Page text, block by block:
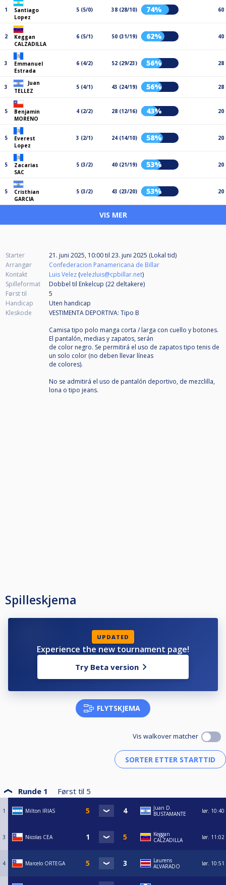
1
Santiago
Lopez
5 (5/0) 38 (28/10) 74% 60
2
Keggan
CALZADILLA
6 (5/1) 50 (31/19) 62% 40
3
Emmanuel
Estrada
6 (4/2) 52 (29/23) 56% 28
3
Juan
TELLEZ
5 (4/1) 43 (24/19) 56% 28
5
Benjamin
MORENO
4 (2/2) 28 (12/16) 43% 20
5
Everest
Lopez
3 (2/1) 24 (14/10) 58% 20
5
Zacarias
SAC
5 (3/2) 40 (21/19) 53% 20
5
Cristhian
GARCIA
5 (3/2) 43 (23/20) 53% 20
VIS MER
Starter 21. juni 2025, 10:00til 23. juni 2025 (Lokal tid)
Arrangør
Confederacion Panamericana de Billar
Kontakt
Luis Velez (velezluis@cpbillar.net)
Spilleformat
Dobbel til Enkelcup (22 deltakere)
Først til
5
Handicap
Uten handicap
Kleskode
VESTIMENTA DEPORTIVA: Tipo B
Camisa tipo polo manga corta / larga con cuello y botones.
El pantalón, medias y zapatos, serán
de color negro. Se permitirá el uso de zapatos tipo tenis de
un solo color (no deben llevar líneas
de colores).
No se admitirá el uso de pantalón deportivo, de mezclilla,
lona o tipo jeans.
Spilleskjema
UPDATED
Experience the new tournament page!
Try Beta version
FLYTSKJEMA
Vis walkover matcher
Runde 1 Først til 5
1 Milton IRIAS
Juan D.
BUSTAMANTE
lør. 10:40
3 Nicolas CEA
Keggan
CALZADILLA
lør. 11:02
4 Marcelo ORTEGA
Laurens
ALVARADO
lør. 10:51